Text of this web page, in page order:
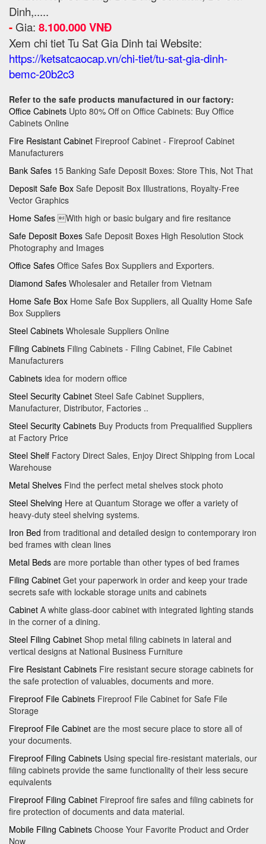
Dinh,.....
- Gia: 8.100.000 VNĐ
Xem chi tiet Tu Sat Gia Dinh tai Website:
https://ketsatcaocap.vn/chi-tiet/tu-sat-gia-dinh-
bemc-20b2c3
Refer to the safe products manufactured in our factory:
Office Cabinets Upto 80% Off on Office Cabinets: Buy Office
Cabinets Online
Fire Resistant Cabinet Fireproof Cabinet - Fireproof Cabinet
Manufacturers
Bank Safes 15 Banking Safe Deposit Boxes: Store This, Not That
Deposit Safe Box Safe Deposit Box Illustrations, Royalty-Free
Vector Graphics
Home Safes With high or basic bulgary and fire resitance
Safe Deposit Boxes Safe Deposit Boxes High Resolution Stock
Photography and Images
Office Safes Office Safes Box Suppliers and Exporters.
Diamond Safes Wholesaler and Retailer from Vietnam
Home Safe Box Home Safe Box Suppliers, all Quality Home Safe
Box Suppliers
Steel Cabinets Wholesale Suppliers Online
Filing Cabinets Filing Cabinets - Filing Cabinet, File Cabinet
Manufacturers
Cabinets idea for modern office
Steel Security Cabinet Steel Safe Cabinet Suppliers,
Manufacturer, Distributor, Factories ..
Steel Security Cabinets Buy Products from Prequalified Suppliers
at Factory Price
Steel Shelf Factory Direct Sales, Enjoy Direct Shipping from Local
Warehouse
Metal Shelves Find the perfect metal shelves stock photo
Steel Shelving Here at Quantum Storage we offer a variety of
heavy-duty steel shelving systems.
Iron Bed from traditional and detailed design to contemporary iron
bed frames with clean lines
Metal Beds are more portable than other types of bed frames
Filing Cabinet Get your paperwork in order and keep your trade
secrets safe with lockable storage units and cabinets
Cabinet A white glass-door cabinet with integrated lighting stands
in the corner of a dining.
Steel Filing Cabinet Shop metal filing cabinets in lateral and
vertical designs at National Business Furniture
Fire Resistant Cabinets Fire resistant secure storage cabinets for
the safe protection of valuables, documents and more.
Fireproof File Cabinets Fireproof File Cabinet for Safe File
Storage
Fireproof File Cabinet are the most secure place to store all of
your documents.
Fireproof Filing Cabinets Using special fire-resistant materials, our
filing cabinets provide the same functionality of their less secure
equivalents
Fireproof Filing Cabinet Fireproof fire safes and filing cabinets for
fire protection of documents and data material.
Mobile Filing Cabinets Choose Your Favorite Product and Order
Now